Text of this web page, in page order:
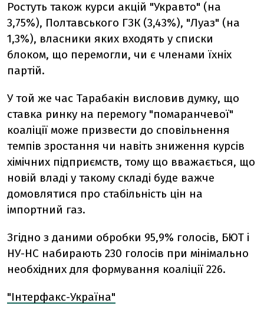
Ростуть також курси акцій "Укравто" (на
3,75%), Полтавського ГЗК (3,43%), "Луаз" (на
1,3%), власники яких входять у списки
блоком, що перемогли, чи є членами їхніх
партій.
У той же час Тарабакін висловив думку, що
ставка ринку на перемогу "помаранчевої"
коаліції може призвести до сповільнення
темпів зростання чи навіть зниження курсів
хімічних підприємств, тому що вважається, що
новій владі у такому складі буде важче
домовлятися про стабільність цін на
імпортний газ.
Згідно з даними обробки 95,9% голосів, БЮТ і
НУ-НС набирають 230 голосів при мінімально
необхідних для формування коаліції 226.
"Інтерфакс-Україна"